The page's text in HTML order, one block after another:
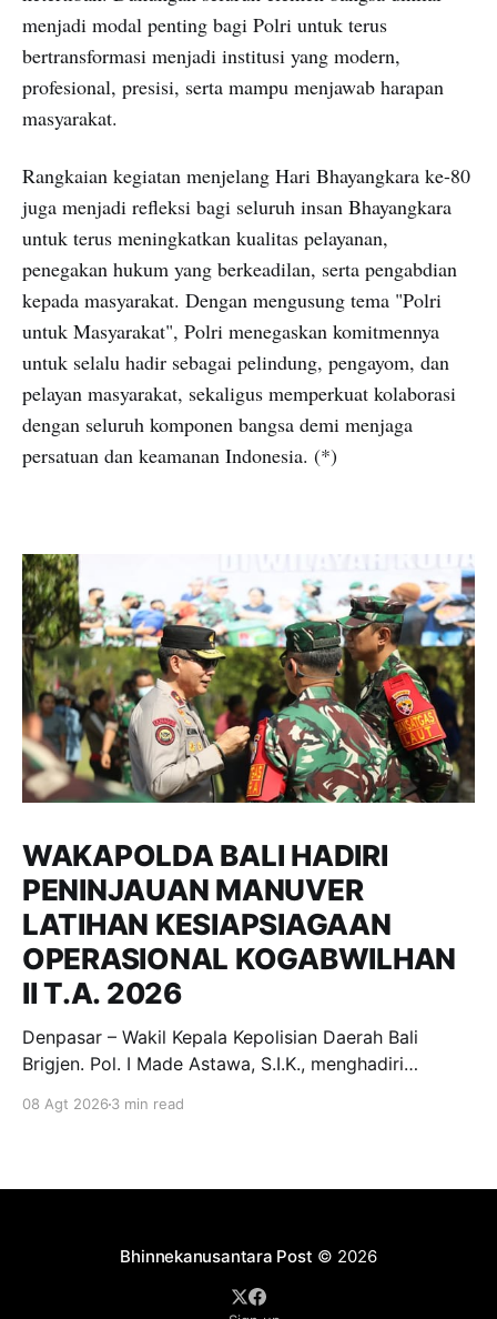
menjadi modal penting bagi Polri untuk terus
bertransformasi menjadi institusi yang modern,
profesional, presisi, serta mampu menjawab harapan
masyarakat.
Rangkaian kegiatan menjelang Hari Bhayangkara ke-80
juga menjadi refleksi bagi seluruh insan Bhayangkara
untuk terus meningkatkan kualitas pelayanan,
penegakan hukum yang berkeadilan, serta pengabdian
kepada masyarakat. Dengan mengusung tema "Polri
untuk Masyarakat", Polri menegaskan komitmennya
untuk selalu hadir sebagai pelindung, pengayom, dan
pelayan masyarakat, sekaligus memperkuat kolaborasi
dengan seluruh komponen bangsa demi menjaga
persatuan dan keamanan Indonesia. (*)
WAKAPOLDA BALI HADIRI
PENINJAUAN MANUVER
LATIHAN KESIAPSIAGAAN
OPERASIONAL KOGABWILHAN
II T.A. 2026
Denpasar – Wakil Kepala Kepolisian Daerah Bali
Brigjen. Pol. I Made Astawa, S.I.K., menghadiri
Latihan Kesiapsiagaan Operasional (LKO)
08 Agt 2026 3 min read
Bhinnekanusantara Post © 2026